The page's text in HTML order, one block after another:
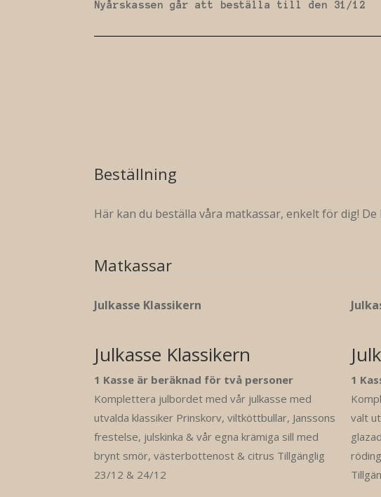
Nyårskassen går att beställa till den 31/12
Beställning
Här kan du beställa våra matkassar, enkelt för dig!
Matkassar
Julkasse Klassikern
Julkasse Klassikern
1 Kasse är beräknad för två personer
Komplettera julbordet med vår julkasse med
utvalda klassiker Prinskorv, viltköttbullar, Janssons
frestelse, julskinka & vår egna krämiga sill med
brynt smör, västerbottenost & citrus Tillgänglig
23/12 & 24/12
1
valt